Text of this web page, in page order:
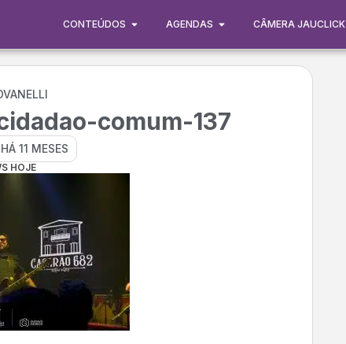
CONTEÚDOS AGENDAS CÂMERA JAUCLICK
comum-137
HÁ 11 MESES
HOJE